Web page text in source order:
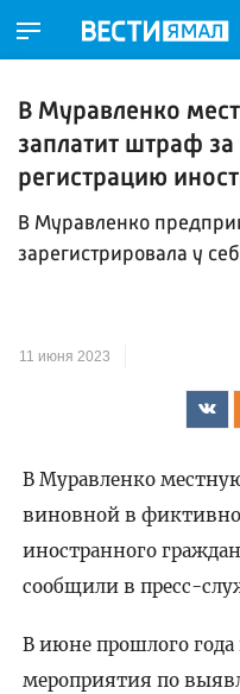
В Муравленко
заплатит штраф
регистрацию
В Муравленко
зарегистрировала у
11 июня 2023
В Муравленко
виновной в
иностранного
сообщили в пресс-
В июне прошлого
мероприятия по